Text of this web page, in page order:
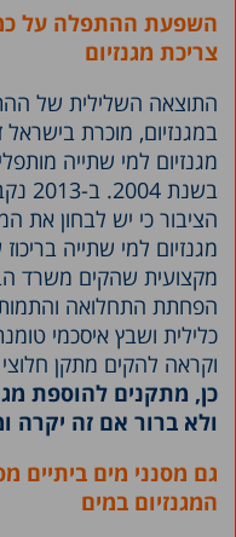
השפעת ההתפלה על
צריכת מגנזיום
התוצאה השלילית של
במגנזיום, מוכרת
מגנזיום למי שתייה
הציבור כי יש לבחון את
מקצועית שהקים משרד
כלילית ושבץ איסכמי
וקראה להקים מתקן
כן, מתקנים להוספת
ולא ברור אם זה יקרה
גם מסנני מים
המגנזיום במים